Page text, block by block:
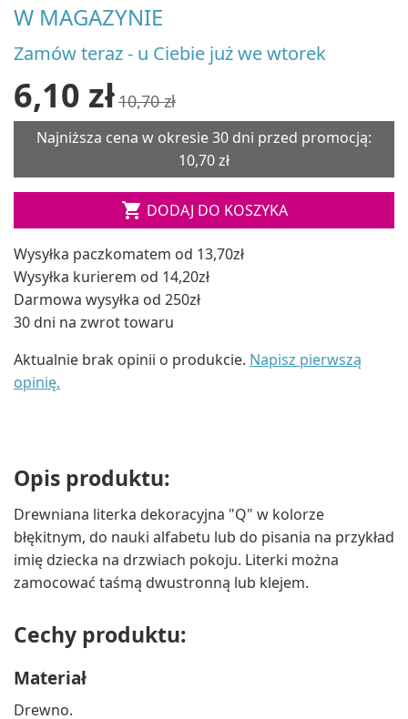
W MAGAZYNIE
Zamów teraz - u Ciebie już we wtorek
6,10 zł10,70 zł
Najniższa cena w okresie 30 dni przed promocją:
10,70 zł
 DODAJ DO KOSZYKA
Wysyłka paczkomatem od 13,70zł
Wysyłka kurierem od 14,20zł
Darmowa wysyłka od 250zł
30 dni na zwrot towaru
Aktualnie brak opinii o produkcie. Napisz pierwszą
opinię.
Opis produktu:
Drewniana literka dekoracyjna "Q" w kolorze
błękitnym, do nauki alfabetu lub do pisania na przykład
imię dziecka na drzwiach pokoju. Literki można
zamocować taśmą dwustronną lub klejem.
Cechy produktu:
Materiał
Drewno.